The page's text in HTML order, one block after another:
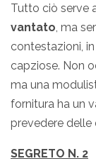
Tutto ciò serve
vantato , ma
contestazioni,
capziose. Non
ma una
fornitura ha un
prevedere
SEGRETO N. 2